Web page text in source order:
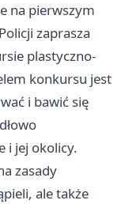
na pierwszym
zaprasza
plastyczno-
konkursu jest
i bawić się
i jej okolicy.
zasady
ale także